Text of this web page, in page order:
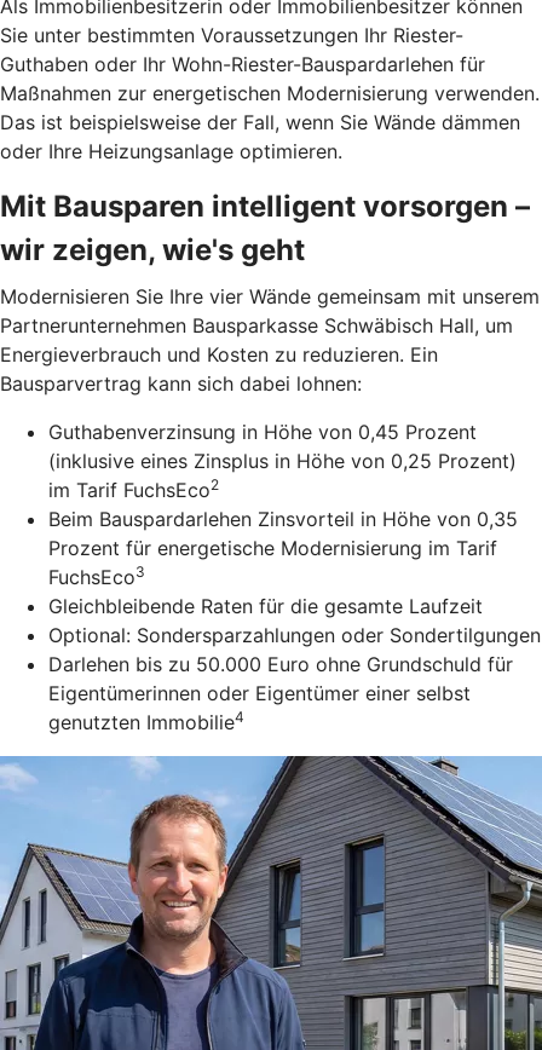
Als Immobilienbesitzerin oder Immobilienbesitzer können
Sie unter bestimmten Voraussetzungen Ihr Riester-
Guthaben oder Ihr Wohn-Riester-Bau­spardarlehen für
Maßnahmen zur energetischen Modernisierung verwenden.
Das ist beispielsweise der Fall, wenn Sie Wände dämmen
oder Ihre Heizungsanlage optimieren.
Mit Bausparen intelligent vorsorgen –
wir zeigen, wie's geht
Modernisieren Sie Ihre vier Wände gemeinsam mit unserem
Partnerunternehmen Bausparkasse Schwäbisch Hall, um
Energieverbrauch und Kosten zu reduzieren. Ein
Bausparvertrag kann sich dabei lohnen:
Guthabenverzinsung in Höhe von 0,45 Prozent
(inklusive eines Zinsplus in Höhe von 0,25 Prozent)
im Tarif FuchsEco2
Beim Bauspardarlehen Zinsvorteil in Höhe von 0,35
Prozent für energetische Modernisierung im Tarif
FuchsEco3
Gleichbleibende Raten für die gesamte Laufzeit
Optional: Sondersparzahlungen oder Sondertilgungen
Darlehen bis zu 50.000 Euro ohne Grundschuld für
Eigentümerinnen oder Eigentümer einer selbst
genutzten Immobilie4